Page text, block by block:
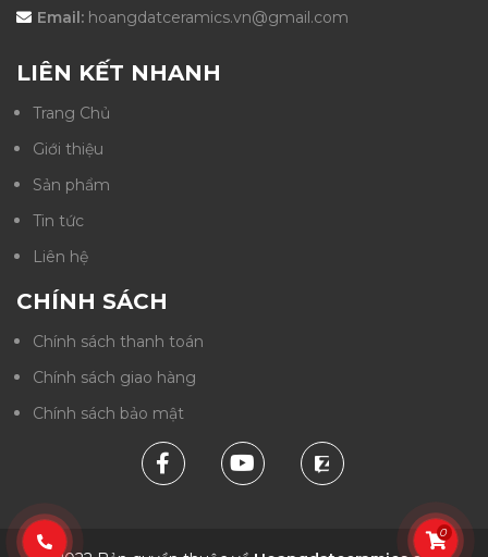
Email: hoangdatceramics.vn@gmail.com
LIÊN KẾT NHANH
Trang Chủ
Giới thiệu
Sản phẩm
Tin tức
Liên hệ
CHÍNH SÁCH
Chính sách thanh toán
Chính sách giao hàng
Chính sách bảo mật
0